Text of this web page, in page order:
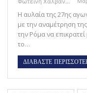
Η αυλαία της 27ης
με την αναμέτρηση
την Ρόμα να
το…
ΔΙΑΒΑΣΤΕ